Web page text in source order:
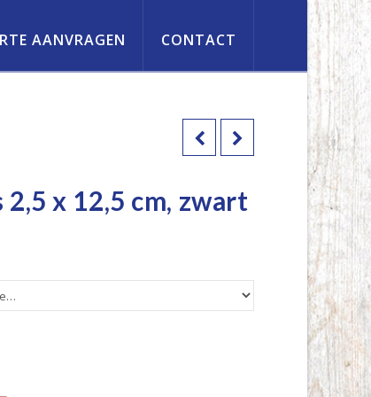
AANVRAGEN CONTACT
x 12,5 cm, zwart